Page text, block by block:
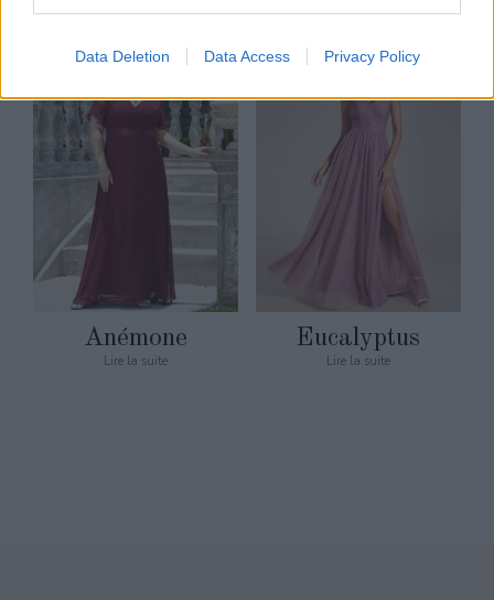
Data Deletion Data Access Privacy Policy
Anémone
Lire la suite
Eucalyptus
Lire la suite